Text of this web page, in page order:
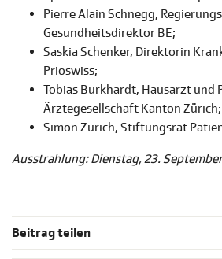
Pierre Alain Schnegg,
Gesundheitsdirektor BE;
Saskia Schenker, Direktorin
Prioswiss;
Tobias Burkhardt, Hausarzt und
Ärztegesellschaft Kanton
Simon Zurich, Stiftungsrat
Ausstrahlung: Dienstag, 23. September
Beitrag teilen